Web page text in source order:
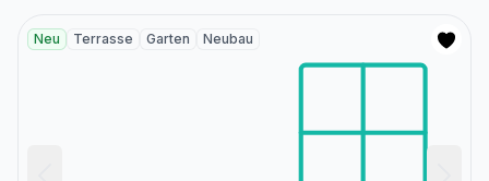
Neu Terrasse Garten Neubau